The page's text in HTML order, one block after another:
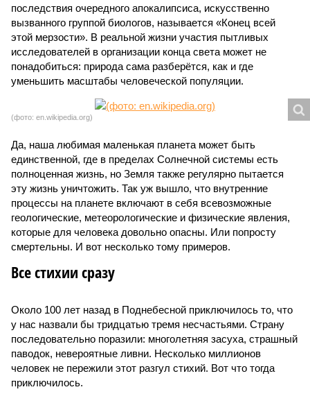
последствия очередного апокалипсиса, искусственно
вызванного группой биологов, называется «Конец всей
этой мерзости». В реальной жизни участия пытливых
исследователей в организации конца света может не
понадобиться: природа сама разберётся, как и где
уменьшить масштабы человеческой популяции.
(фото: en.wikipedia.org)
Да, наша любимая маленькая планета может быть
единственной, где в пределах Солнечной системы есть
полноценная жизнь, но Земля также регулярно пытается
эту жизнь уничтожить. Так уж вышло, что внутренние
процессы на планете включают в себя всевозможные
геологические, метеорологические и физические явления,
которые для человека довольно опасны. Или попросту
смертельны. И вот несколько тому примеров.
Все стихии сразу
Около 100 лет назад в Поднебесной приключилось то, что
у нас назвали бы тридцатью тремя несчастьями. Страну
последовательно поразили: многолетняя засуха, страшный
паводок, невероятные ливни. Несколько миллионов
человек не пережили этот разгул стихий. Вот что тогда
приключилось.